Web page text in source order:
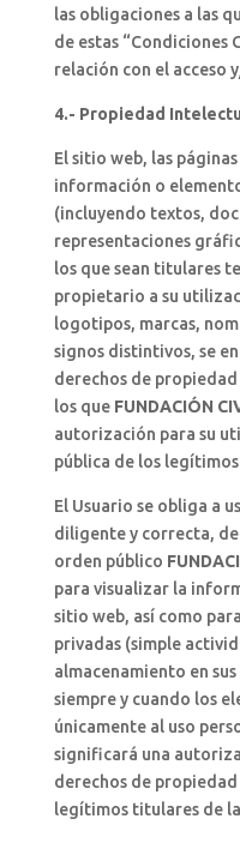
las obligaciones a las
de estas “Condiciones
relación con el acceso
4.- Propiedad
El sitio web, las
información o
(incluyendo textos,
representaciones
los que sean titulares
propietario a su
logotipos, marcas,
signos distintivos, se
derechos de
los que FUNDACIÓN
autorización para su
pública de los
El Usuario se obliga a
diligente y correcta,
orden público
para visualizar la
sitio web, así como
privadas (simple
almacenamiento en
siempre y cuando los
únicamente al uso
significará una
derechos de
legítimos titulares de